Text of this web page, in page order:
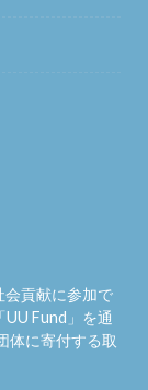
会貢献に参加で
UU Fund 」を通
体に寄付する取